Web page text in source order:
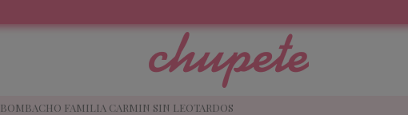
BOMBACHO FAMILIA CARMIN SIN LEOTARDOS